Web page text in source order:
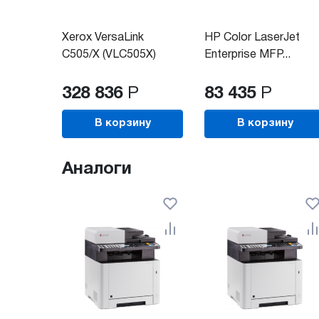
Xerox VersaLink
C505/X (VLC505X)
328 836 Р
В корзину
HP Color LaserJet
Enterprise MFP...
83 435 Р
В корзину
Аналоги